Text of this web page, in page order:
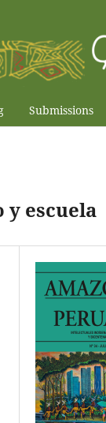
Submissions
escuela